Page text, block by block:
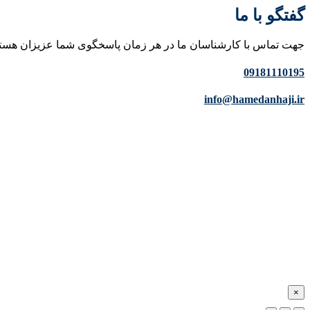
گفتگو با ما
جهت تماس با کارشناسان ما در هر زمان پاسخگوی شما عزیزان
09181110195
info@hamedanhaji.ir
×